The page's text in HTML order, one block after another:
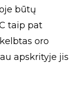
būtų
taip pat
oro
apskrityje jis